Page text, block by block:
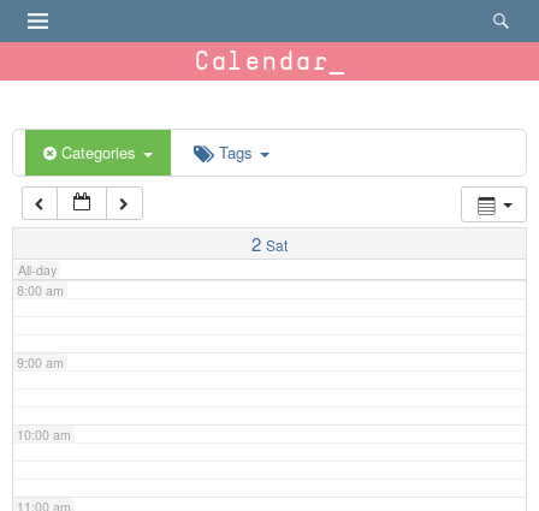
Calendar
Categories Tags
2 Sat
All-day
6:00 am
7:00 am
8:00 am
9:00 am
10:00 am
11:00 am